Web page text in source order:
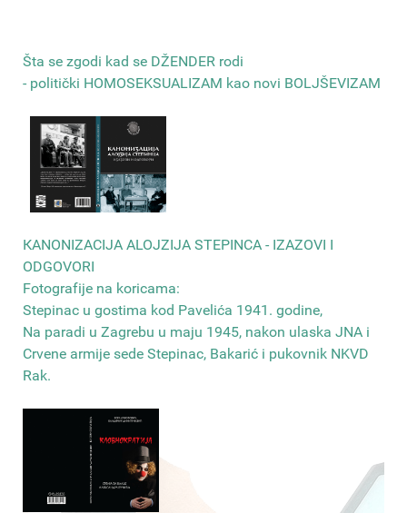
Šta se zgodi kad se DŽENDER rodi
- politički HOMOSEKSUALIZAM kao novi BOLJŠEVIZAM
КANONIZACIJA ALOJZIJA STEPINCA - IZAZOVI I
ODGOVORI
Fotografije na koricama:
Stepinac u gostima kod Pavelića 1941. godine,
Na paradi u Zagrebu u maju 1945, nakon ulaska JNA i
Crvene armije sede Stepinac, Bakarić i pukovnik NKVD
Rak.